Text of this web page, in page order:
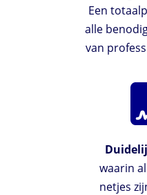
Een
alle
van
waarin
netjes